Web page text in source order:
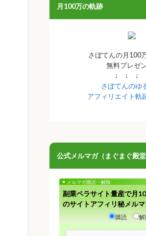
月100万の軌跡
さぼてんの月100
無料プレゼ
↓ ↓ ↓
さぼてんのゆ
アフィリエイト軌
公式メルマガ（まぐまぐ殿堂
メルマガ購読・解除
副業ペラサイト量産で月
のサイトアフィリ秘メル
購読